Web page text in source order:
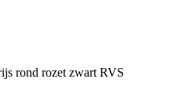
rond rozet zwart RVS